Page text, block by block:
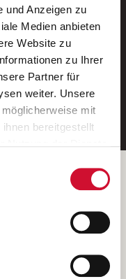
und Anzeigen zu
Medien anbieten
Website zu
zu Ihrer
Partner für
weiter. Unsere
mit
bereitgestellt
so stimmen
zu. Sie können
jederzeit widerrufen,
und diese
E-Mail.
von AWO
Unterfranken